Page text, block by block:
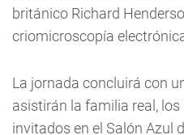
británico Richard
criomicroscopía
La jornada concluirá con
asistirán la familia real, los
invitados en el Salón Azul